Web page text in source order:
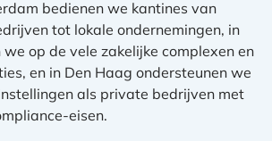
bedienen we kantines van
tot lokale ondernemingen, in
op de vele zakelijke complexen en
en in Den Haag ondersteunen we
als private bedrijven met
eisen.